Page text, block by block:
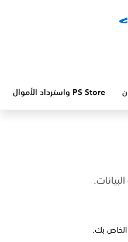
PS Store واسترداد الأموال